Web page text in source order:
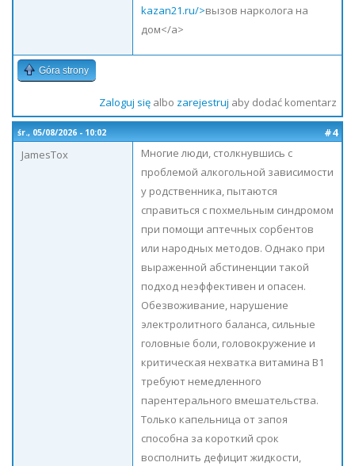
kazan21.ru/>вызов нарколога на
дом</a>
Góra strony
Zaloguj sięalbo zarejestruj aby dodać komentarz
śr., 05/08/2026 - 10:02
#4
JamesTox
Многие люди, столкнувшись с
проблемой алкогольной зависимости
у родственника, пытаются
справиться с похмельным синдромом
при помощи аптечных сорбентов
или народных методов. Однако при
выраженной абстиненции такой
подход неэффективен и опасен.
Обезвоживание, нарушение
электролитного баланса, сильные
головные боли, головокружение и
критическая нехватка витамина B1
требуют немедленного
парентерального вмешательства.
Только капельница от запоя
способна за короткий срок
восполнить дефицит жидкости,